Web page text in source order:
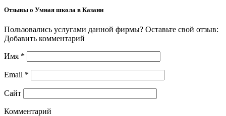
Отзывы о Умная школа в Казани
Пользовались услугами данной фирмы? Оставьте свой отзыв:
Добавить комментарий
Имя *
Email *
Сайт
Комментарий